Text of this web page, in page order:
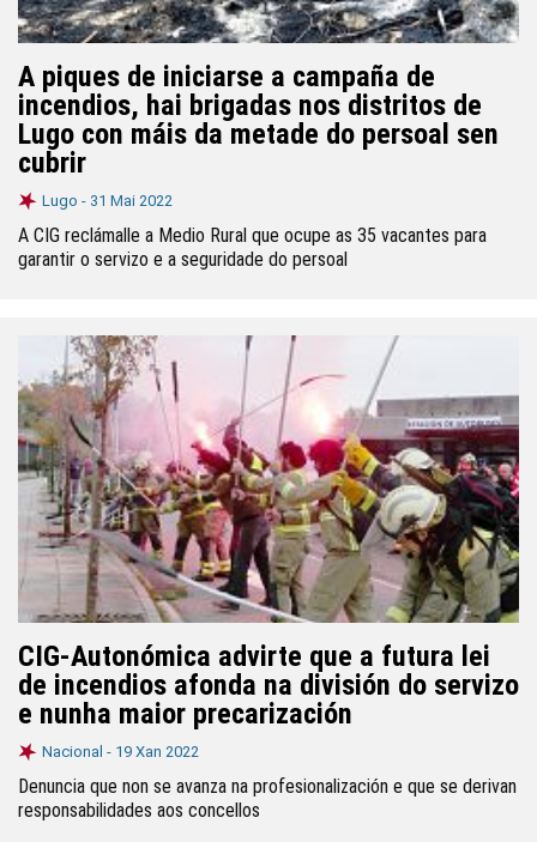
A piques de iniciarse a campaña de
incendios, hai brigadas nos distritos de
Lugo con máis da metade do persoal sen
cubrir
Lugo - 31 Mai 2022
A CIG reclámalle a Medio Rural que ocupe as 35 vacantes para
garantir o servizo e a seguridade do persoal
CIG-Autonómica advirte que a futura lei
de incendios afonda na división do servizo
e nunha maior precarización
Nacional - 19 Xan 2022
Denuncia que non se avanza na profesionalización e que se derivan
responsabilidades aos concellos